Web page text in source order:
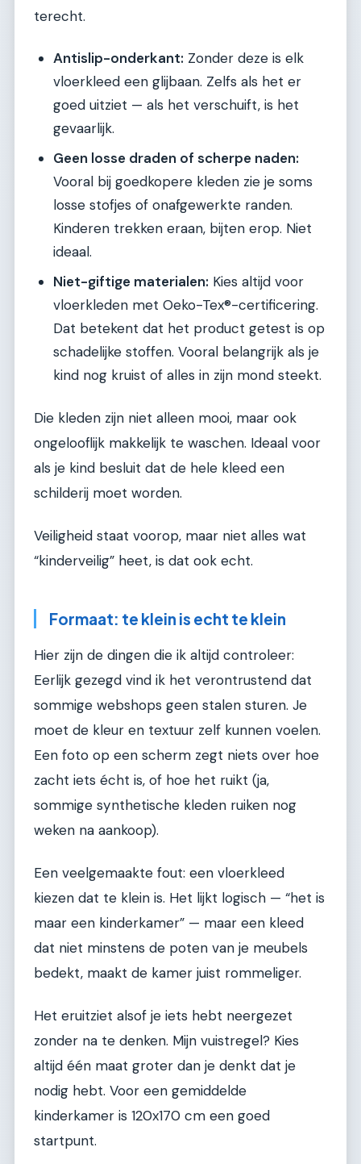
terecht.
Antislip-onderkant: Zonder deze is elk
vloerkleed een glijbaan. Zelfs als het er
goed uitziet — als het verschuift, is het
gevaarlijk.
Geen losse draden of scherpe naden:
Vooral bij goedkopere kleden zie je soms
losse stofjes of onafgewerkte randen.
Kinderen trekken eraan, bijten erop. Niet
ideaal.
Niet-giftige materialen: Kies altijd voor
vloerkleden met Oeko-Tex®-certificering.
Dat betekent dat het product getest is op
schadelijke stoffen. Vooral belangrijk als je
kind nog kruist of alles in zijn mond steekt.
Die kleden zijn niet alleen mooi, maar ook
ongelooflijk makkelijk te waschen. Ideaal voor
als je kind besluit dat de hele kleed een
schilderij moet worden.
Veiligheid staat voorop, maar niet alles wat
“kinderveilig” heet, is dat ook echt.
Formaat: te klein is echt te klein
Hier zijn de dingen die ik altijd controleer:
Eerlijk gezegd vind ik het verontrustend dat
sommige webshops geen stalen sturen. Je
moet de kleur en textuur zelf kunnen voelen.
Een foto op een scherm zegt niets over hoe
zacht iets écht is, of hoe het ruikt (ja,
sommige synthetische kleden ruiken nog
weken na aankoop).
Een veelgemaakte fout: een vloerkleed
kiezen dat te klein is. Het lijkt logisch — “het is
maar een kinderkamer” — maar een kleed
dat niet minstens de poten van je meubels
bedekt, maakt de kamer juist rommeliger.
Het eruitziet alsof je iets hebt neergezet
zonder na te denken. Mijn vuistregel? Kies
altijd één maat groter dan je denkt dat je
nodig hebt. Voor een gemiddelde
kinderkamer is 120x170 cm een goed
startpunt.